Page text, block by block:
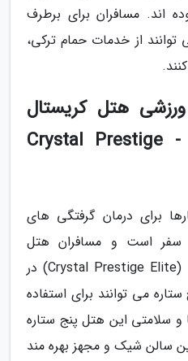
اند. مسافران برای برطرف
از خدمات حمام ترکی،
هتل کریستال
پرستیژ الیت آنتالیا - Crystal Prestige
برای درمان گرفتگی های
است و مسافران هتل
کریستال پرستیژ الیت آنتالیا (Crystal Prestige Elite) در
می توانند برای استفاده
و سلامتی این هتل پنج ستاره
سالن شیک و مجهز بهره مند